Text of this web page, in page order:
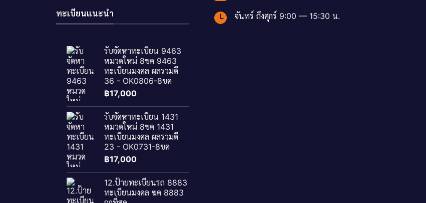
ทะเบียนแนะนำ
รับจัดหาทะเบียน 9463
หมวดใหม่ 8ขค 9463
ทะเบียนมงคล ผลรวมดี
36 - OK0806-8ขค
฿17,000
รับจัดหาทะเบียน 1431
หมวดใหม่ 8ขค 1431
ทะเบียนมงคล ผลรวมดี
23 - OK0731-8ขค
฿17,000
12.ป้ายทะเบียนรถ 8883
ทะเบียนมงคล ฆค 8883
จันทร์ ถึงศุกร์ 9:00 — 15:30 น.